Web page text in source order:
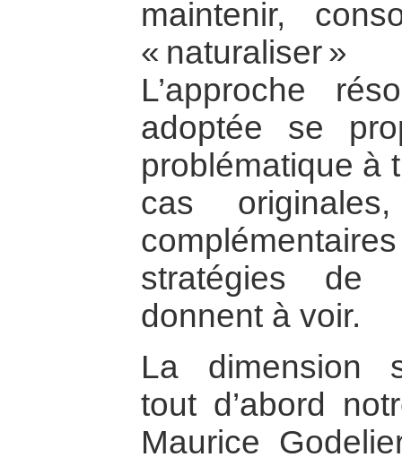
maintenir,
« naturaliser
L’approche
adoptée se
problématique à
cas
stratégies de
donnent à voir.
La dimension
tout d’abord
Maurice